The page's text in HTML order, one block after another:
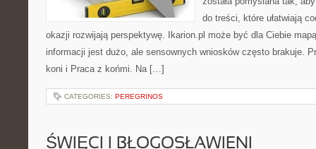
do treści, które ułatwiają
okazji rozwijają perspektywę. Ikarion.pl może być dla Ciebie
informacji jest dużo, ale sensownych wniosków często brakuje.
koni i Praca z końmi. Na […]
CATEGORIES: PEREGRINOS
ŚWIĘCI I BŁOGOSŁAWIENI